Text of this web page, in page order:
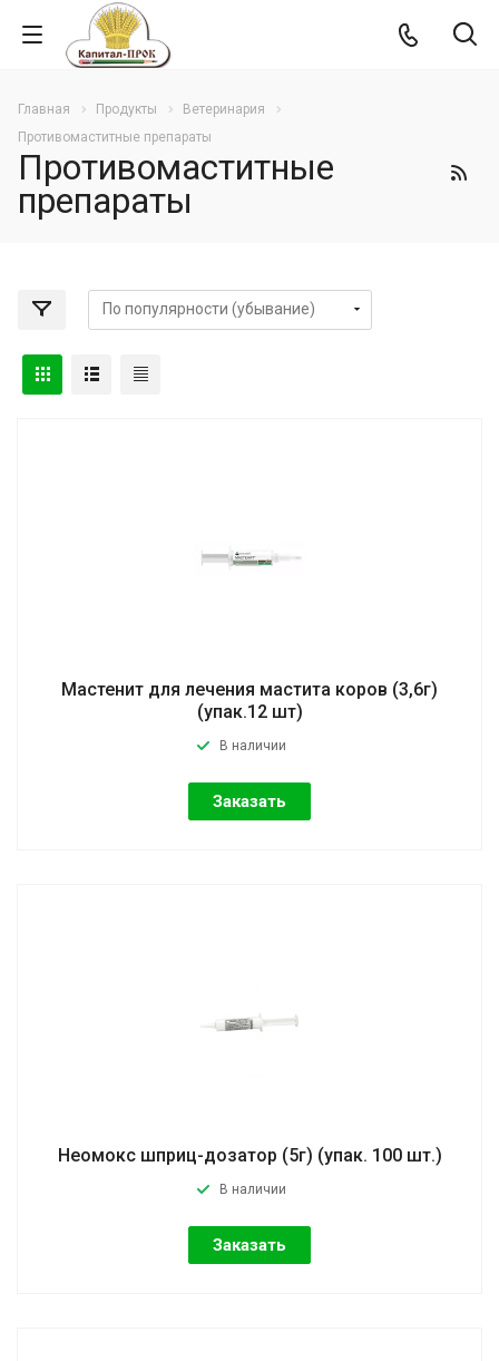
Главная Продукты
Ветеринария
Противомаститные препараты
Противомаститные
препараты
Мастенит для лечения мастита коров (3,6г)
(упак.12 шт)
В наличии
Заказать
Неомокс шприц-дозатор (5г) (упак. 100 шт.)
В наличии
Заказать